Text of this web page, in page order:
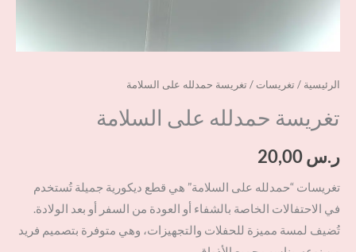
الرئيسية / تغريسات / تغريسة حمدلله على السلامة
تغريسة حمدلله على السلامة
ر.س
تغريسات “حمدلله على السلامة” هي قطع ديكورية جميلة تُستخدم
في الاحتفالات الخاصة بالشفاء أو العودة من السفر أو بعد الولادة.
تُضيف لمسة مميزة للحفلات والتجهيزات، وهي متوفرة بتصميم فريد